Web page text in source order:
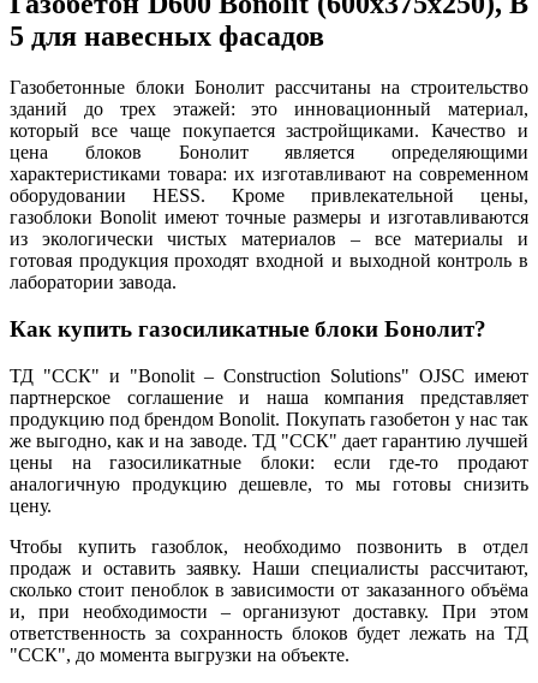
5 для навесных фасадов
Газобетонные блоки Бонолит рассчитаны на строительство
зданий до трех этажей: это инновационный материал,
который все чаще покупается застройщиками. Качество и
цена блоков Бонолит является определяющими
характеристиками товара: их изготавливают на современном
оборудовании HESS. Кроме привлекательной цены,
газоблоки Bonolit имеют точные размеры и изготавливаются
из экологически чистых материалов – все материалы и
готовая продукция проходят входной и выходной контроль в
лаборатории завода.
Как купить газосиликатные блоки Бонолит?
ТД "ССК" и "Bonolit – Construction Solutions" OJSC имеют
партнерское соглашение и наша компания представляет
продукцию под брендом Bonolit. Покупать газобетон у нас так
же выгодно, как и на заводе. ТД "ССК" дает гарантию лучшей
цены на газосиликатные блоки: если где-то продают
аналогичную продукцию дешевле, то мы готовы снизить
цену.
Чтобы купить газоблок, необходимо позвонить в отдел
продаж и оставить заявку. Наши специалисты рассчитают,
сколько стоит пеноблок в зависимости от заказанного объёма
и, при необходимости – организуют доставку. При этом
ответственность за сохранность блоков будет лежать на ТД
"ССК", до момента выгрузки на объекте.